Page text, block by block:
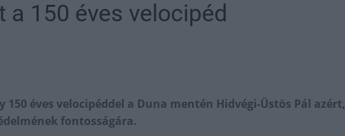
150 éves velocipéd
éves velocipéddel a Duna mentén Hidvégi-Üstös Pál azért,
fontosságára.